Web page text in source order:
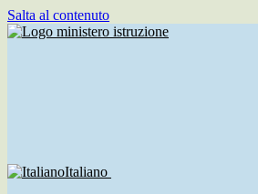
Salta al contenuto
Italiano